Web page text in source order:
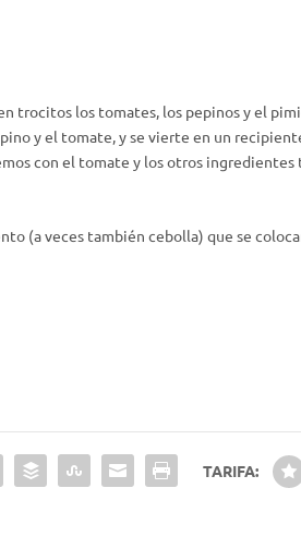
trocitos los tomates, los pepinos y el
y el tomate, y se vierte en un
con el tomate y los otros
(a veces también cebolla) que se
TARIFA: